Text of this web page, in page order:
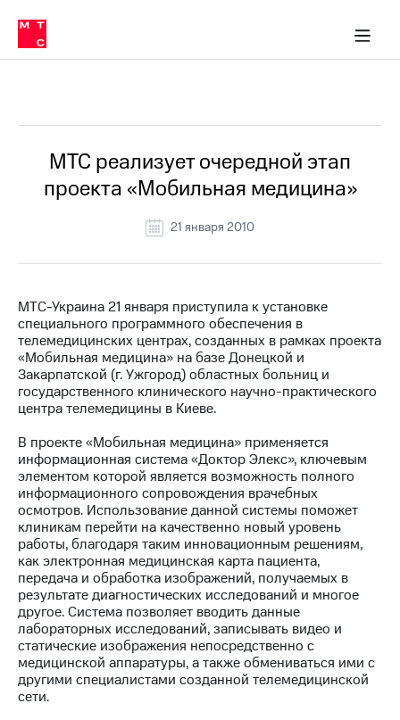
Медиа-центр
и акционерам
Устойчивое развитие
Комплаенс и деловая этика
компании
Карьера
История
компании
Руководство
Контакты
Медиа-центр
Пресс-
релизы
о технологиях
Достижения
Интервью
Финансовая
отчетность
Контакты
Пригласить
спикера
и акционерам
в МТС
Пресс-
релизы
о технологиях
МТС реализует очередной этап
проекта «Мобильная медицина»
21 января 2010
МТС-Украина 21 января приступила к установке
специального программного обеспечения в
телемедицинских центрах, созданных в рамках проекта
«Мобильная медицина» на базе Донецкой и
Закарпатской (г. Ужгород) областных больниц и
государственного клинического научно-практического
центра телемедицины в Киеве.
В проекте «Мобильная медицина» применяется
информационная система «Доктор Элекс», ключевым
элементом которой является возможность полного
информационного сопровождения врачебных
осмотров. Использование данной системы поможет
клиникам перейти на качественно новый уровень
работы, благодаря таким инновационным решениям,
как электронная медицинская карта пациента,
передача и обработка изображений, получаемых в
результате диагностических исследований и многое
другое. Система позволяет вводить данные
лабораторных исследований, записывать видео и
статические изображения непосредственно с
медицинской аппаратуры, а также обмениваться ими с
другими специалистами созданной телемедицинской
сети.